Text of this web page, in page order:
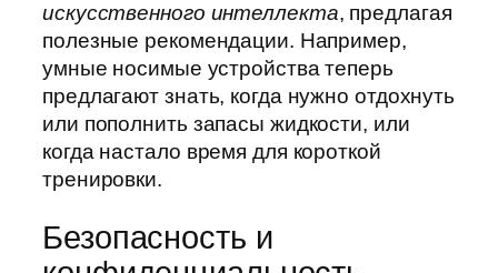
искусственного интеллекта, предлагая
полезные рекомендации. Например,
умные носимые устройства теперь
предлагают знать, когда нужно отдохнуть
или пополнить запасы жидкости, или
когда настало время для короткой
тренировки.
Безопасность и